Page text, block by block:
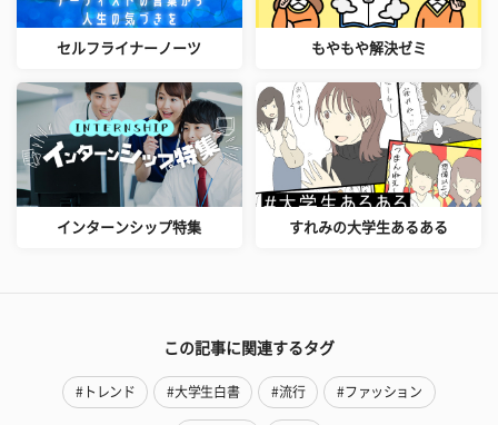
セルフライナーノーツ もやもや解決ゼミ
インターンシップ特集 すれみの大学生あるある
この記事に関連するタグ
#トレンド #大学生白書 #流行 #ファッション